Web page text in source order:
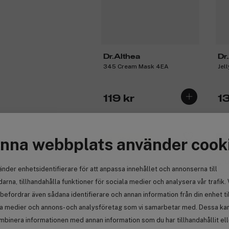
webbplats använder
enhetsidentifierare för att anpassa innehållet och annonserna till
tillhandahålla funktioner för sociala medier och analysera vår trafik.
även sådana identifierare och annan information från din enhet
medier och annons- och analysföretag som vi samarbetar med. Dessa
informationen med annan information som du har tillhandahållit
Dr.Althea
345 Cream Mask 4EA
119 kr
Få 10% bonus
Få